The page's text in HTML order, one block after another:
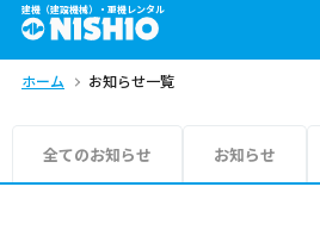
建機（建設機械）・重機レンタル
商品一覧
問合せ依頼リスト
エリア情報を見る
ホーム お知らせ一覧
全てのお知らせ お知らせ